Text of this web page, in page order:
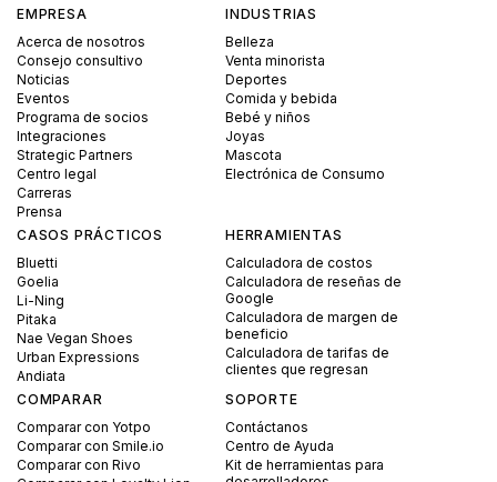
EMPRESA
Acerca de nosotros
Consejo consultivo
Noticias
Eventos
Programa de socios
Integraciones
Strategic Partners
Centro legal
Carreras
Prensa
INDUSTRIAS
Belleza
Venta minorista
Deportes
Comida y bebida
Bebé y niños
Joyas
Mascota
Electrónica de Consumo
CASOS PRÁCTICOS
Bluetti
Goelia
Li-Ning
Pitaka
Nae Vegan Shoes
Urban Expressions
Andiata
HERRAMIENTAS
Calculadora de costos
Calculadora de reseñas de
Google
Calculadora de margen de
beneficio
Calculadora de tarifas de
clientes que regresan
COMPARAR
Comparar con Yotpo
Comparar con Smile.io
Comparar con Rivo
SOPORTE
Contáctanos
Centro de Ayuda
Kit de herramientas para